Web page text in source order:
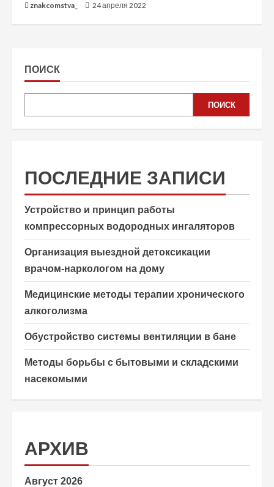
znakcomstva_ 24 апреля 2022
ПОИСК
ПОИСК
ПОСЛЕДНИЕ ЗАПИСИ
Устройство и принцип работы
компрессорных водородных ингаляторов
Организация выездной детоксикации
врачом-наркологом на дому
Медицинские методы терапии хронического
алкоголизма
Обустройство системы вентиляции в бане
Методы борьбы с бытовыми и складскими
насекомыми
АРХИВ
Август 2026